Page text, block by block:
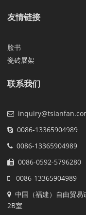
友情链接
脸书
瓷砖展架
联系我们
0086-13365904989
0086-13365904989
0086-0592-5796280
0086-13365904989
中国（福建）自由贸
2B室